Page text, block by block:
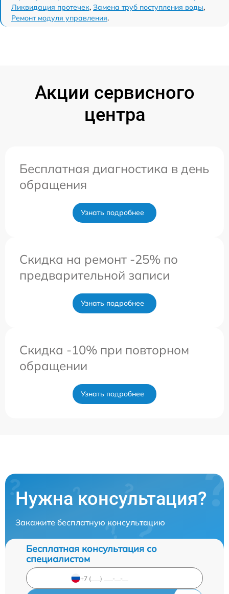
Ликвидация протечек, Замена труб поступления воды,
Ремонт модуля управления.
Акции сервисного
центра
Бесплатная диагностика в день
обращения
Узнать подробнее
Скидка на ремонт -25% по
предварительной записи
Узнать подробнее
Скидка -10% при повторном
обращении
Узнать подробнее
Нужна консультация?
Закажите бесплатную консультацию
Бесплатная консультация со
специалистом